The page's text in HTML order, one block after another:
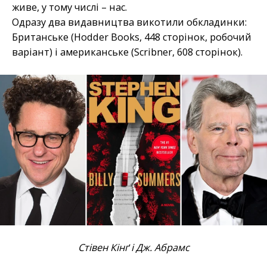
живе, у тому числі – нас.
Одразу два видавництва викотили обкладинки:
Британське (Hodder Books, 448 сторінок, робочий
варіант) і американське (Scribner, 608 сторінок).
Стівен Кінґ і Дж. Абрамс